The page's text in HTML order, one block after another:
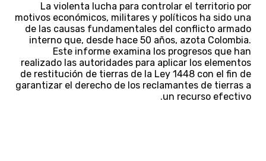
La violenta lucha para controlar el territorio por
motivos económicos, militares y políticos ha sido una
de las causas fundamentales del conflicto armado
interno que, desde hace 50 años, azota Colombia.
Este informe examina los progresos que han
realizado las autoridades para aplicar los elementos
de restitución de tierras de la Ley 1448 con el fin de
garantizar el derecho de los reclamantes de tierras a
un recurso efectivo.